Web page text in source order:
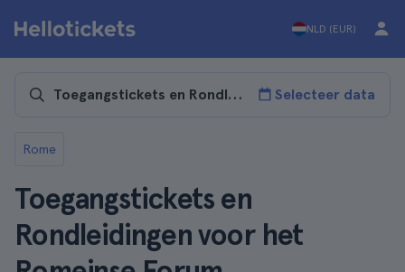
NLD (EUR)
Selecteer data
Rome
Toegangstickets en
Rondleidingen voor het